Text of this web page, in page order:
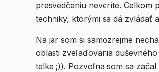
presvedčeniu neveríte. Celkom
techniky, ktorými sa dá zvládať
Na jar som si samozrejme
oblasti zveľaďovania
telke ;)). Pozvoľna som sa